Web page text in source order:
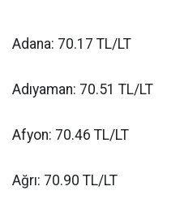
Adana: 70.17 TL/LT
Adıyaman: 70.51 TL/LT
Afyon: 70.46 TL/LT
Ağrı: 70.90 TL/LT